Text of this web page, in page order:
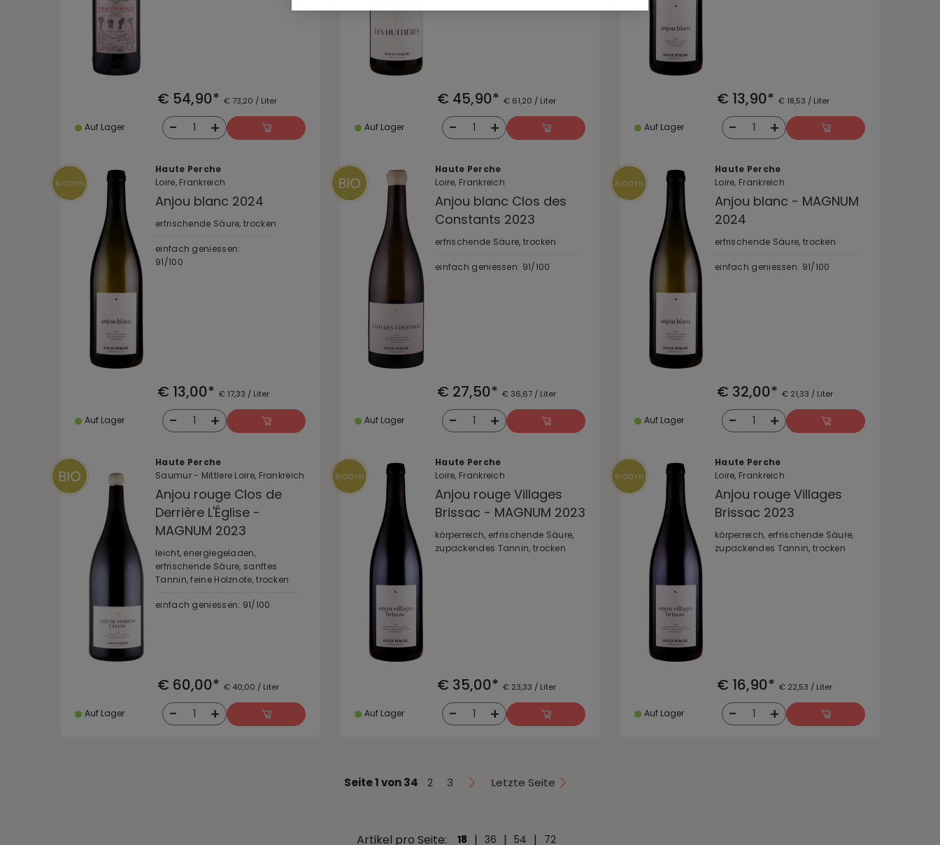
€ 54,90* € 73,20 / Liter
Auf Lager - 1 +
€ 45,90* € 61,20 / Liter
Auf Lager - 1 +
€ 13,90* € 18,53 / Liter
Auf Lager - 1 +
Haute Perche
Loire, Frankreich
Anjou blanc 2024
erfrischende Säure, trocken
einfach geniessen:
91/100
€ 13,00* € 17,33 / Liter
Auf Lager - 1 +
Haute Perche
Loire, Frankreich
Anjou blanc Clos des
Constants 2023
erfrischende Säure, trocken
einfach geniessen: 91/100
€ 27,50* € 36,67 / Liter
Auf Lager - 1 +
Haute Perche
Loire, Frankreich
Anjou blanc - MAGNUM
2024
erfrischende Säure, trocken
einfach geniessen: 91/100
€ 32,00* € 21,33 / Liter
Auf Lager - 1 +
Haute Perche
Saumur - Mittlere Loire, Frankreich
Anjou rouge Clos de
Derrière L'Église -
MAGNUM 2023
leicht, energiegeladen,
erfrischende Säure, sanftes
Tannin, feine Holznote, trocken
einfach geniessen: 91/100
€ 60,00* € 40,00 / Liter
Auf Lager - 1 +
Haute Perche
Loire, Frankreich
Anjou rouge Villages
Brissac - MAGNUM 2023
körperreich, erfrischende Säure,
zupackendes Tannin, trocken
€ 35,00* € 23,33 / Liter
Auf Lager - 1 +
Haute Perche
Loire, Frankreich
Anjou rouge Villages
Brissac 2023
körperreich, erfrischende Säure,
zupackendes Tannin, trocken
€ 16,90* € 22,53 / Liter
Auf Lager - 1 +
Seite 1 von 34 2 3 Letzte Seite
Artikel pro Seite: 18 | 36 | 54 | 72